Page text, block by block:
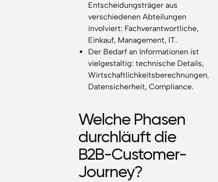
Entscheidungsträger aus
verschiedenen Abteilungen
involviert: Fachverantwortliche,
Einkauf, Management, IT.
Der Bedarf an Informationen ist
vielgestaltig: technische Details,
Wirtschaftlichkeitsberechnungen,
Datensicherheit, Compliance.
Welche Phasen
durchläuft die
B2B-Customer-
Journey?